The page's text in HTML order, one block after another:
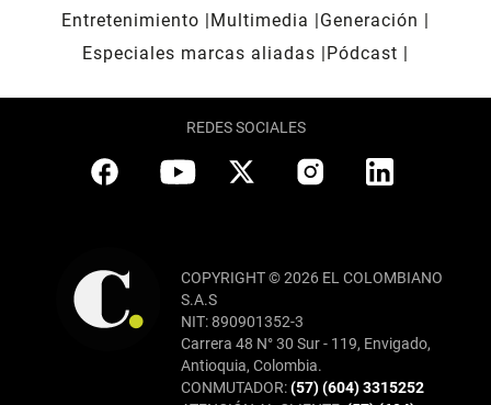
Entretenimiento
Multimedia
Generación
Especiales marcas aliadas
Pódcast
REDES SOCIALES
COPYRIGHT © 2026 EL COLOMBIANO
S.A.S
NIT: 890901352-3
Carrera 48 N° 30 Sur - 119, Envigado,
Antioquia, Colombia.
CONMUTADOR:(57) (604) 3315252